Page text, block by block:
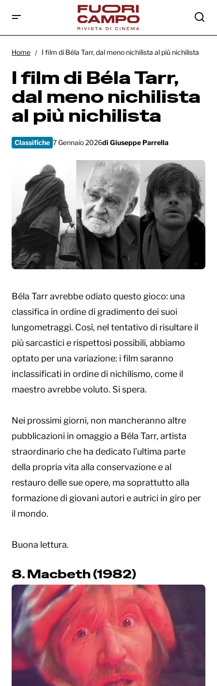
nichilista
Home I film di Béla Tarr, dal meno nichilista al più nichilista
I film di Béla Tarr,
dal meno nichilista
al più nichilista
Classifiche 7 Gennaio 2026di Giuseppe Parrella
Béla Tarr avrebbe odiato questo gioco: una
classifica in ordine di gradimento dei suoi
lungometraggi. Così, nel tentativo di risultare il
più sarcastici e rispettosi possibili, abbiamo
optato per una variazione: i film saranno
inclassificati in ordine di nichilismo, come il
maestro avrebbe voluto. Si spera.
Nei prossimi giorni, non mancheranno altre
pubblicazioni in omaggio a Béla Tarr, artista
straordinario che ha dedicato l’ultima parte
della propria vita alla conservazione e al
restauro delle sue opere, ma soprattutto alla
formazione di giovani autori e autrici in giro per
il mondo.
Buona lettura.
8. Macbeth (1982)